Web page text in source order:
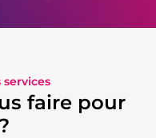
services
faire pour